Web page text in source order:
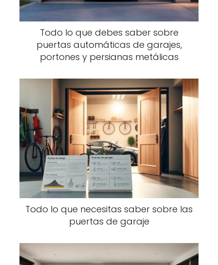
Todo lo que debes saber sobre
puertas automáticas de garajes,
portones y persianas metálicas
Todo lo que necesitas saber sobre las
puertas de garaje